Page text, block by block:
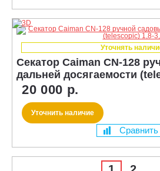
Уточнять
Секатор Caiman CN-128
дальней досягаемости
20 000 р.
Уточнить наличие
Сравнить